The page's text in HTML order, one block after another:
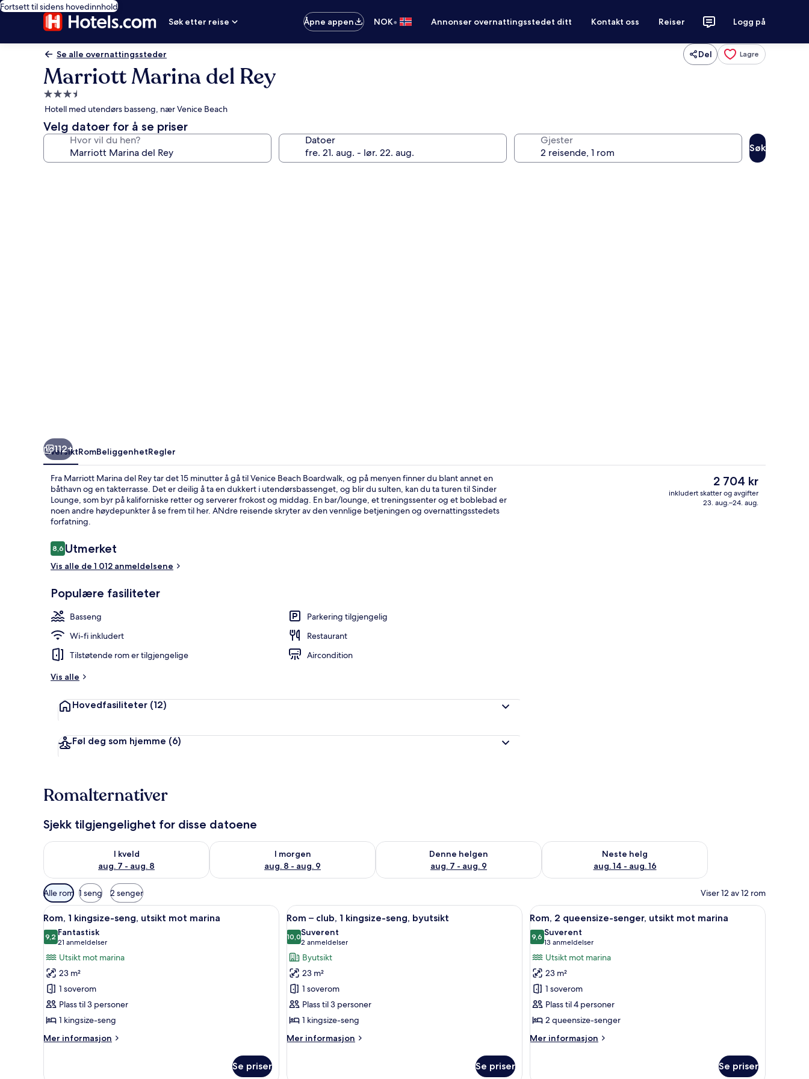
Fortsett til sidens hovedinnhold
Søk etter reise
Åpne appen NOK• Annonser overnattingsstedet ditt Kontakt oss Reiser Logg på
Se alle overnattingssteder Del Lagre
Marriott Marina del Rey
Overnattingssted
med
3.5
stjerner
Hotell med utendørs basseng, nær Venice Beach
Velg datoer for å se priser
Hvor vil du hen? Datoer Gjester
Søk
Frokost og middag serveres
112+
OversiktRomBeliggenhetRegler
Fra Marriott Marina del Rey tar det 15 minutter å gå til Venice Beach Boardwalk, og på menyen finner du blant annet en
båthavn og en takterrasse. Det er deilig å ta en dukkert i utendørsbassenget, og blir du sulten, kan du ta turen til Sinder
Lounge, som byr på kaliforniske retter og serverer frokost og middag. En bar/lounge, et treningssenter og et boblebad er
noen andre høydepunkter å se frem til her. ANdre reisende skryter av den vennlige betjeningen og overnattingsstedets
forfatning.
Anmeldelser
8,68,6 av 10 –
Utmerket
Vis alle de 1 012 anmeldelsene
Populære fasiliteter
Basseng
Parkering tilgjengelig
Wi-fi inkludert
Restaurant
Tilstøtende rom er tilgjengelige
Aircondition
Vis alle
Hovedfasiliteter (12)
Føl deg som hjemme (6)
Den
nåværende
prisen
2 704 kr
inkludert skatter og avgifter
23. aug.–24. aug.
Romalternativer
Sjekk tilgjengelighet for disse datoene
I kveld
aug. 7 - aug. 8
Sjekk tilgjengelighet for i kveld, aug. 7 - aug. 8
I morgen
aug. 8 - aug. 9
Sjekk tilgjengelighet for i morgen, aug. 8 - aug. 9
Denne helgen
aug. 7 - aug. 9
Sjekk tilgjengelighet for denne helgen, aug. 7 - aug. 9
Neste helg
aug. 14 - aug. 16
Sjekk tilgjengelighet for neste helg, aug. 14 - aug. 16
Tilgjengelige
filtre
for
rom
Alle rom 1 seng 2 senger Viser 12 av 12 rom
Åpne
alle
bildene
av
Rom,
1
kingsize-
seng,
utsikt
mot
Dundyner, senger med overmadrass, safe på rommet og skrivebord
10
Rom, 1 kingsize-seng, utsikt mot marina
9,29,2 av 10
Fantastisk
21 anmeldelser
(21
anmeldelser)
Utsikt mot marina
23 m²
1 soverom
Plass til 3 personer
1 kingsize-seng
Mer informasjon
Mer
Se priser
Åpne
alle
bildene
av
Rom
–
club,
1
kingsize-
seng,
Dundyner, senger med overmadrass, safe på rommet og skrivebord
16
Rom – club, 1 kingsize-seng, byutsikt
10,010,0 av 10
Suverent
2 anmeldelser
(2
anmeldelser)
Byutsikt
23 m²
1 soverom
Plass til 3 personer
1 kingsize-seng
Mer informasjon
Mer
Se priser
Åpne
alle
bildene
av
Rom,
2
queensize-
senger,
utsikt
mot
Dundyner, senger med overmadrass, safe
10
Rom, 2 queensize-senger, utsikt mot marina
9,69,6 av 10
Suverent
13 anmeldelser
(13
anmeldelser)
Utsikt mot marina
23 m²
1 soverom
Plass til 4 personer
2 queensize-senger
Mer informasjon
Mer
Se priser